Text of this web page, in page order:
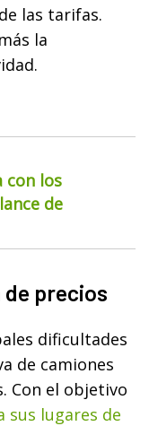
las tarifas.
la
con los
de
precios
dificultades
de camiones
Con el objetivo
sus lugares de